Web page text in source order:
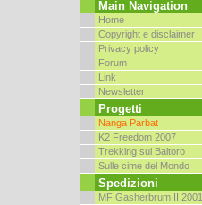
Main Navigation
Home
Copyright e disclaimer
Privacy policy
Forum
Link
Newsletter
Progetti
Nanga Parbat
K2 Freedom 2007
Trekking sul Baltoro
Sulle cime del Mondo
Spedizioni
MF Gasherbrum II 2001